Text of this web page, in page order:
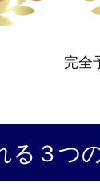
完全
る３つ